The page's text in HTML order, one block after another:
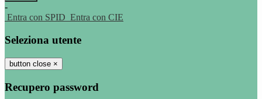
-
Entra con SPID Entra con CIE
Seleziona utente
button close ×
Recupero password